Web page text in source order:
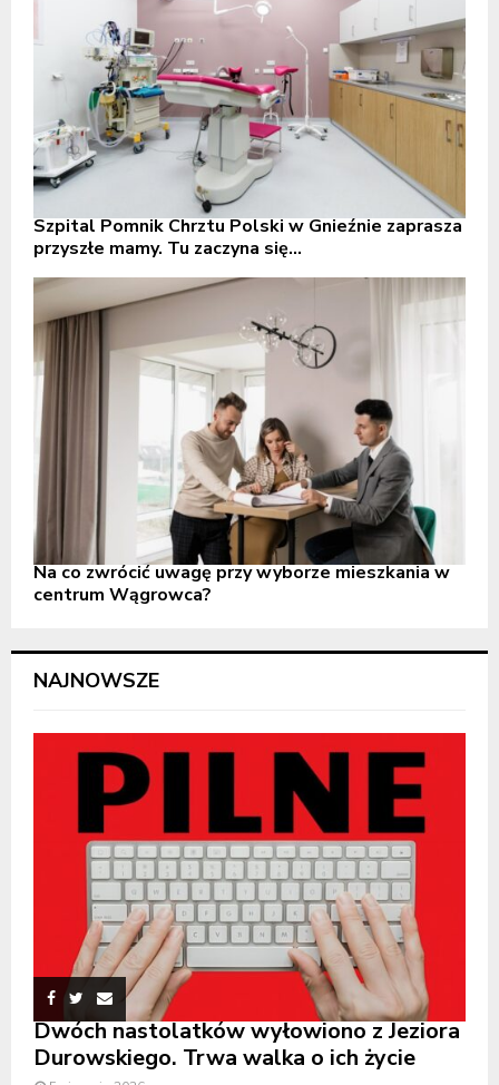
Szpital Pomnik Chrztu Polski w Gnieźnie zaprasza
przyszłe mamy. Tu zaczyna się...
Na co zwrócić uwagę przy wyborze mieszkania w
centrum Wągrowca?
NAJNOWSZE
Dwóch nastolatków wyłowiono z Jeziora
Durowskiego. Trwa walka o ich życie